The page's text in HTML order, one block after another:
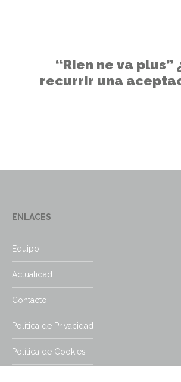
“Rien ne va plus”
recurrir una
ENLACES
Equipo
Actualidad
Contacto
Política de Privacidad
Política de Cookies